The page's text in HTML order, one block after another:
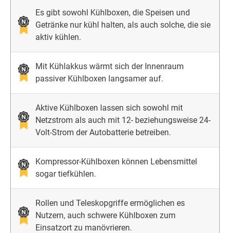
Es gibt sowohl Kühlboxen, die Speisen und
Getränke nur kühl halten, als auch solche, die sie
aktiv kühlen.
Mit Kühlakkus wärmt sich der Innenraum
passiver Kühlboxen langsamer auf.
Aktive Kühlboxen lassen sich sowohl mit
Netzstrom als auch mit 12- beziehungsweise 24-
Volt-Strom der Autobatterie betreiben.
Kompressor-Kühlboxen können Lebensmittel
sogar tiefkühlen.
Rollen und Teleskopgriffe ermöglichen es
Nutzern, auch schwere Kühlboxen zum
Einsatzort zu manövrieren.